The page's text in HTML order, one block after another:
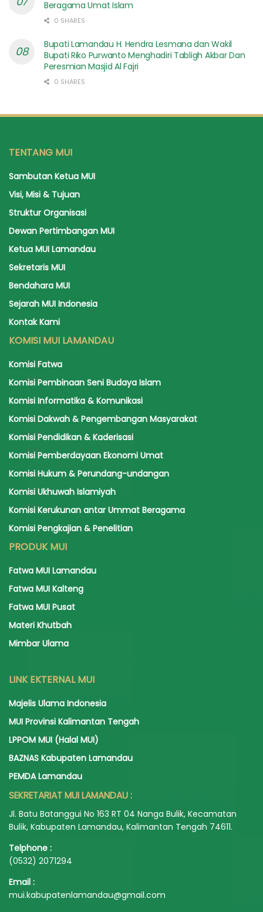
Beragama Umat Islam
0 SHARES
Bupati Lamandau H. Hendra Lesmana dan Wakil
Bupati Riko Purwanto Menghadiri Tabligh Akbar Dan
Peresmian Masjid Al Fajri
0 SHARES
TENTANG MUI
Sambutan Ketua MUI
Visi, Misi & Tujuan
Struktur Organisasi
Dewan Pertimbangan MUI
Ketua MUI Lamandau
Sekretaris MUI
Bendahara MUI
Sejarah MUI Indonesia
Kontak Kami
KOMISI MUI LAMANDAU
Komisi Fatwa
Komisi Pembinaan Seni Budaya Islam
Komisi Informatika & Komunikasi
Komisi Dakwah & Pengembangan Masyarakat
Komisi Pendidikan & Kaderisasi
Komisi Pemberdayaan Ekonomi Umat
Komisi Hukum & Perundang-undangan
Komisi Ukhuwah Islamiyah
Komisi Kerukunan antar Ummat Beragama
Komisi Pengkajian & Penelitian
PRODUK MUI
Fatwa MUI Lamandau
Fatwa MUI Kalteng
Fatwa MUI Pusat
Materi Khutbah
Mimbar Ulama
LINK EKTERNAL MUI
Majelis Ulama Indonesia
MUI Provinsi Kalimantan Tengah
LPPOM MUI (Halal MUI)
BAZNAS Kabupaten Lamandau
PEMDA Lamandau
SEKRETARIAT MUI LAMANDAU :
Jl. Batu Batanggui No 163 RT 04 Nanga Bulik, Kecamatan
Bulik, Kabupaten Lamandau, Kalimantan Tengah 74611.
Telphone :
(0532) 2071294
Email :
mui.kabupatenlamandau@gmail.com